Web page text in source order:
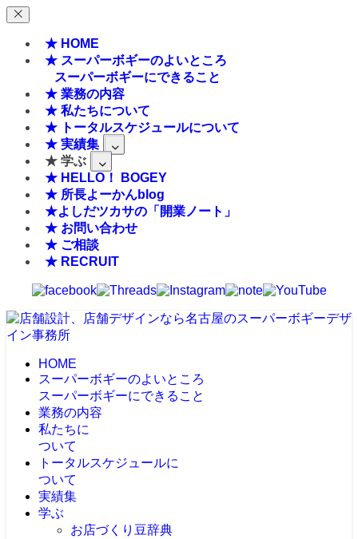
★ HOME
★ スーパーボギーのよいところ
スーパーボギーにできること
★ 業務の内容
★ 私たちについて
★ トータルスケジュールについて
★ 実績集
★ 学ぶ
★ HELLO！ BOGEY
★ 所長よーかんblog
★よしだツカサの「開業ノート」
★ お問い合わせ
★ ご相談
★ RECRUIT
HOME
スーパーボギーのよいところ
スーパーボギーにできること
業務の内容
私たちに
ついて
トータルスケジュールに
ついて
実績集
学ぶ
お店づくり豆辞典